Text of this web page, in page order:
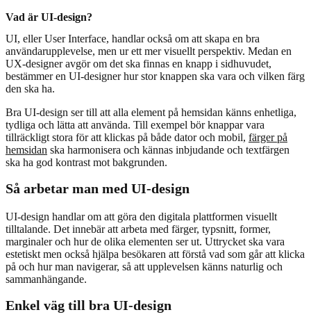
Vad är UI-design?
UI, eller User Interface, handlar också om att skapa en bra
användarupplevelse, men ur ett mer visuellt perspektiv. Medan en
UX-designer avgör om det ska finnas en knapp i sidhuvudet,
bestämmer en UI-designer hur stor knappen ska vara och vilken färg
den ska ha.
Bra UI-design ser till att alla element på hemsidan känns enhetliga,
tydliga och lätta att använda. Till exempel bör knappar vara
tillräckligt stora för att klickas på både dator och mobil, färger på
hemsidan ska harmonisera och kännas inbjudande och textfärgen
ska ha god kontrast mot bakgrunden.
Så arbetar man med UI-design
UI-design handlar om att göra den digitala plattformen visuellt
tilltalande. Det innebär att arbeta med färger, typsnitt, former,
marginaler och hur de olika elementen ser ut. Uttrycket ska vara
estetiskt men också hjälpa besökaren att förstå vad som går att klicka
på och hur man navigerar, så att upplevelsen känns naturlig och
sammanhängande.
Enkel väg till bra UI-design